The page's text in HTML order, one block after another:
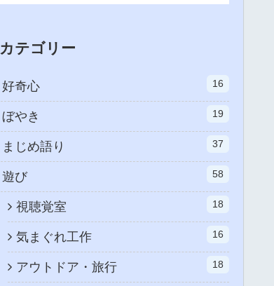
カテゴリー
好奇心 16
ぼやき 19
まじめ語り 37
遊び 58
視聴覚室 18
気まぐれ工作 16
アウトドア・旅行 18